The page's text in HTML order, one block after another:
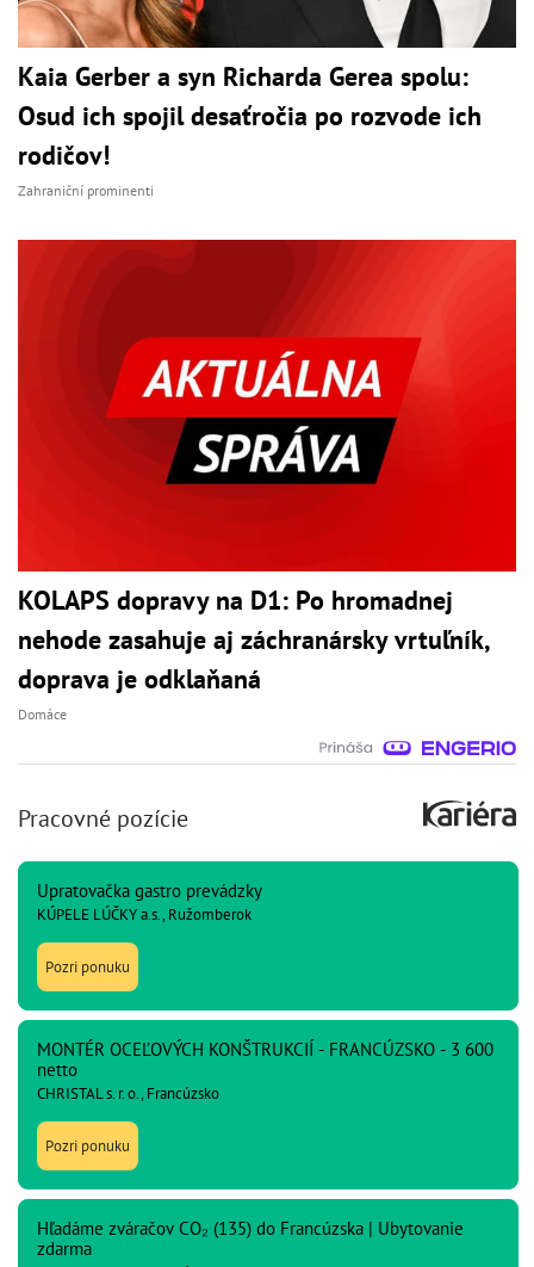
Kaia Gerber a syn Richarda Gerea spolu:
Osud ich spojil desaťročia po rozvode ich
rodičov!
Zahraniční prominenti
KOLAPS dopravy na D1: Po hromadnej
nehode zasahuje aj záchranársky vrtuľník,
doprava je odklaňaná
Domáce
Pracovné pozície
Upratovačka gastro prevádzky
KÚPELE LÚČKY a.s., Ružomberok
Pozri ponuku
MONTÉR OCEĽOVÝCH KONŠTRUKCIÍ - FRANCÚZSKO - 3 600
netto
CHRISTAL s. r. o., Francúzsko
Pozri ponuku
Hľadáme zváračov CO₂ (135) do Francúzska | Ubytovanie
zdarma